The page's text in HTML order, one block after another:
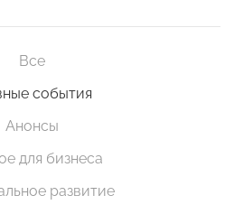
Все
события
Анонсы
для бизнеса
развитие